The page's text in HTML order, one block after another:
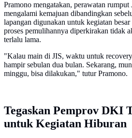
Pramono mengatakan, perawatan rumput
mengalami kemajuan dibandingkan
lapangan digunakan untuk kegiatan
proses pemulihannya diperkirakan tidak
terlalu lama.
"Kalau main di JIS, waktu untuk
hampir sebulan dua bulan. Sekarang,
minggu, bisa dilakukan," tutur Pramono.
Tegaskan Pemprov DKI
untuk Kegiatan Hiburan